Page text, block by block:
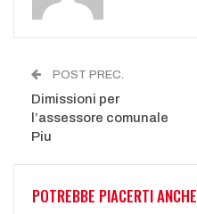
POST PREC.
Dimissioni per
l’assessore comunale
Piu
POTREBBE PIACERTI ANCHE